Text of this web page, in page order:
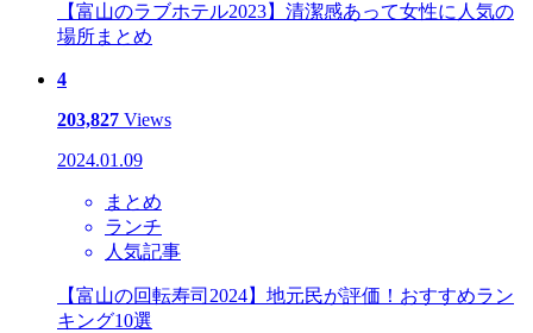
【富山のラブホテル2023】清潔感あって女性に人気の
場所まとめ
4
203,827 Views
2024.01.09
まとめ
ランチ
人気記事
【富山の回転寿司2024】地元民が評価！おすすめラン
キング10選